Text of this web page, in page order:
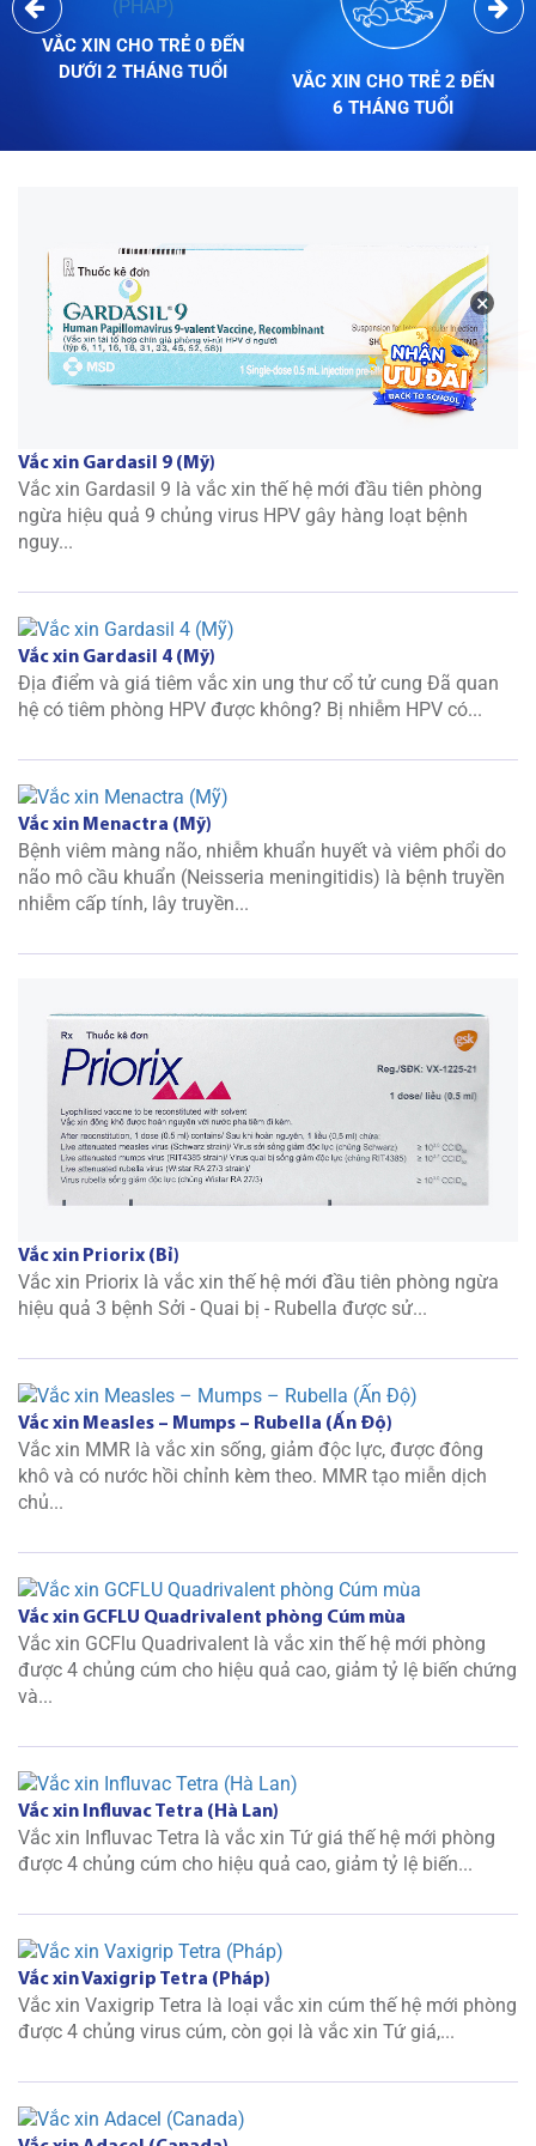
VẮC XIN CHO TRẺ 0 ĐẾN
DƯỚI 2 THÁNG TUỔI
VẮC XIN CHO TRẺ 2 ĐẾN
6 THÁNG TUỔI
Vắc xin Gardasil 9 (Mỹ)
Vắc xin Gardasil 9 là vắc xin thế hệ mới đầu tiên phòng
ngừa hiệu quả 9 chủng virus HPV gây hàng loạt bệnh
nguy...
Vắc xin Gardasil 4 (Mỹ)
Địa điểm và giá tiêm vắc xin ung thư cổ tử cung Đã quan
hệ có tiêm phòng HPV được không? Bị nhiễm HPV có...
Vắc xin Menactra (Mỹ)
Bệnh viêm màng não, nhiễm khuẩn huyết và viêm phổi do
não mô cầu khuẩn (Neisseria meningitidis) là bệnh truyền
nhiễm cấp tính, lây truyền...
Vắc xin Priorix (Bỉ)
Vắc xin Priorix là vắc xin thế hệ mới đầu tiên phòng ngừa
hiệu quả 3 bệnh Sởi - Quai bị - Rubella được sử...
Vắc xin Measles – Mumps – Rubella (Ấn Độ)
Vắc xin MMR là vắc xin sống, giảm độc lực, được đông
khô và có nước hồi chỉnh kèm theo. MMR tạo miễn dịch
chủ...
Vắc xin GCFLU Quadrivalent phòng Cúm mùa
Vắc xin GCFlu Quadrivalent là vắc xin thế hệ mới phòng
được 4 chủng cúm cho hiệu quả cao, giảm tỷ lệ biến chứng
và...
Vắc xin Influvac Tetra (Hà Lan)
Vắc xin Influvac Tetra là vắc xin Tứ giá thế hệ mới phòng
được 4 chủng cúm cho hiệu quả cao, giảm tỷ lệ biến...
Vắc xin Vaxigrip Tetra (Pháp)
Vắc xin Vaxigrip Tetra là loại vắc xin cúm thế hệ mới phòng
được 4 chủng virus cúm, còn gọi là vắc xin Tứ giá,...
×